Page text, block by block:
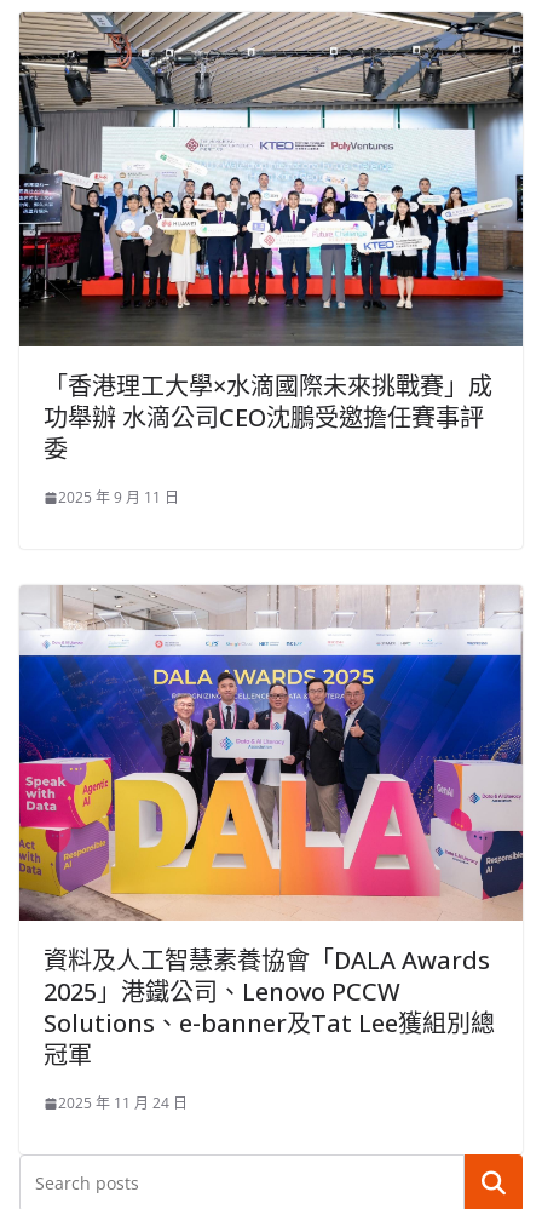
「香港理工大學×水滴國際未來挑戰賽」成
功舉辦 水滴公司CEO沈鵬受邀擔任賽事評
委
2025 年 9 月 11 日
資料及人工智慧素養協會「DALA Awards
2025」港鐵公司、Lenovo PCCW
Solutions、e-banner及Tat Lee獲組別總
冠軍
2025 年 11 月 24 日
搜尋